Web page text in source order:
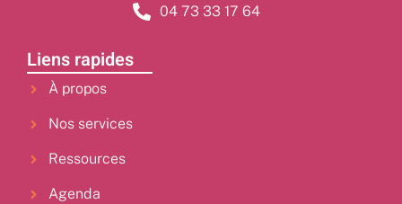
04 73 33 17 64
Liens rapides
À propos
Nos services
Ressources
Agenda